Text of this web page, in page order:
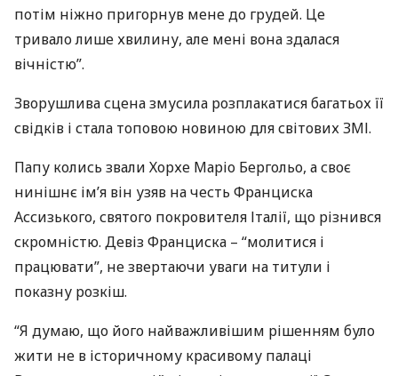
потім ніжно пригорнув мене до грудей. Це
тривало лише хвилину, але мені вона здалася
вічністю”.
Зворушлива сцена змусила розплакатися багатьох її
свідків і стала топовою новиною для світовихЗМІ.
Папу колись звали Хорхе Маріо Бергольо, а своє
нинішнє ім’я він узяв на честь Франциска
Ассизького, святого покровителя Італії, що різнився
скромністю. Девіз Франциска – “молитися і
працювати”, не звертаючи уваги на титули і
показну розкіш.
“Я думаю, що його найважливішим рішенням було
жити не в історичному красивому палаці